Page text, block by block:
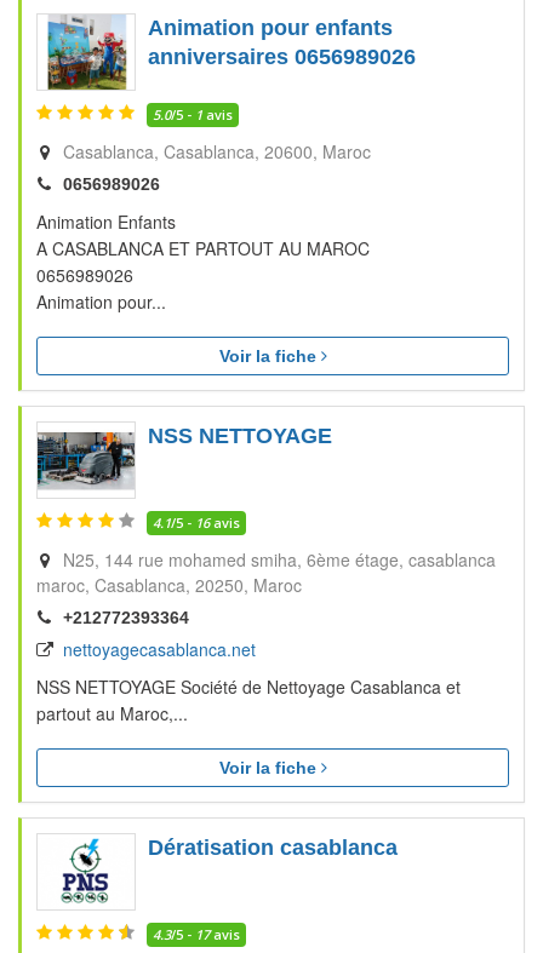
Animation pour enfants
anniversaires 0656989026
5.0/5 - 1 avis
Casablanca Casablanca 20600 Maroc
0656989026
Animation Enfants
A CASABLANCA ET PARTOUT AU MAROC
0656989026
Animation pour...
Voir la fiche
NSS NETTOYAGE
4.1/5 - 16avis
N25, 144 rue mohamed smiha, 6ème étage, casablanca
maroc Casablanca 20250 Maroc
+212772393364
nettoyagecasablanca.net
NSS NETTOYAGE Société de Nettoyage Casablanca et
partout au Maroc,...
Voir la fiche
Dératisation casablanca
4.3/5 - 17avis